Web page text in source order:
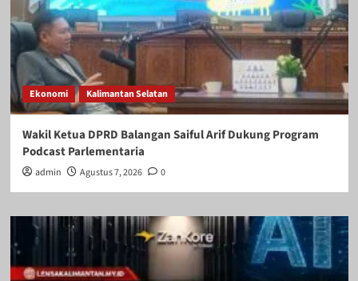
Ekonomi Kalimantan Selatan
Wakil Ketua DPRD Balangan Saiful Arif Dukung Program
Podcast Parlementaria
admin Agustus 7, 2026 0